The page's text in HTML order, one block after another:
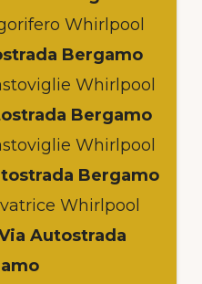
Whirlpool
Bergamo
Whirlpool
Bergamo
Whirlpool
Bergamo
Whirlpool
Autostrada